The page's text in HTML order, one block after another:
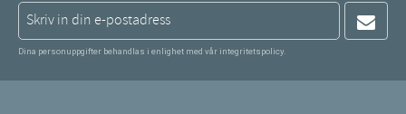
Dina personuppgifter behandlas i enlighet med vår integritetspolicy.